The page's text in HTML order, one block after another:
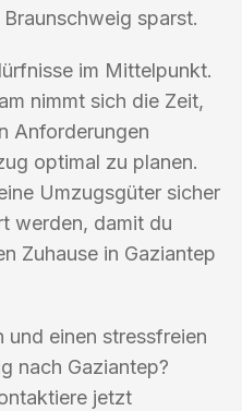
sparst.
im Mittelpunkt.
nimmt sich die Zeit,
Anforderungen
optimal zu planen.
Umzugsgüter sicher
werden, damit du
Zuhause in Gaziantep
und einen stressfreien
nach Gaziantep?
jetzt